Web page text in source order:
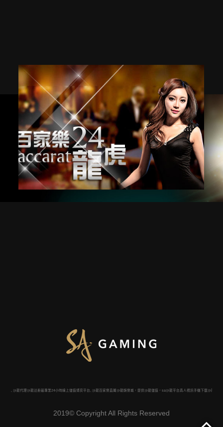
機, 沙龍代理沙龍註册最專業24小時線上儲值博奕平台, 沙龍百家樂直屬沙龍娛樂城，提供沙龍儲值，sa沙龍平台真人視訊手機下載沙龍百家
2019© Copyright All Rights Reserved